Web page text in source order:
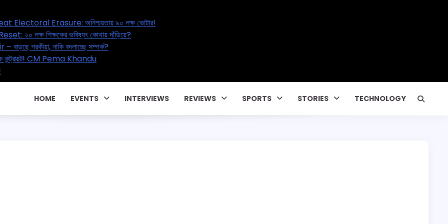
Great Electoral Erasure: অনিশ্চয়তায় ৯০ লক্ষ ভোটার!
Reset: ২০ লক্ষ শিক্ষকের ভবিষ্যৎ কোথায় দাঁড়িয়ে?
Affair – বাড়ছে পরকীয়া, নাকি বদলাচ্ছে সম্পর্ক?
পারিবারিক কন্ট্রাক্টে! CM Pema Khandu
জালিয়াতি!
HOME EVENTS INTERVIEWS REVIEWS SPORTS STORIES TECHNOLOGY